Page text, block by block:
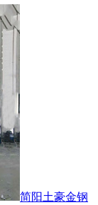
简阳土豪金钢